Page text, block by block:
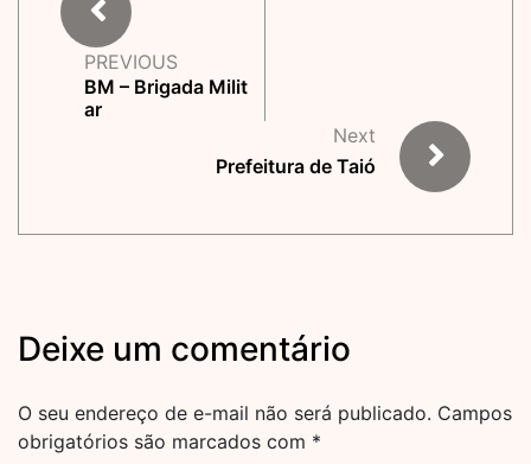
PREVIOUS
BM – Brigada Milit
ar
Next
Prefeitura de Taió
Deixe um comentário
O seu endereço de e-mail não será publicado. Campos
obrigatórios são marcados com *